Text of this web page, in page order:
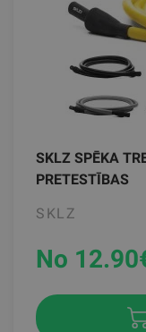
SKLZ SPĒKA
PRETESTĪBAS
SKLZ
No 12.90